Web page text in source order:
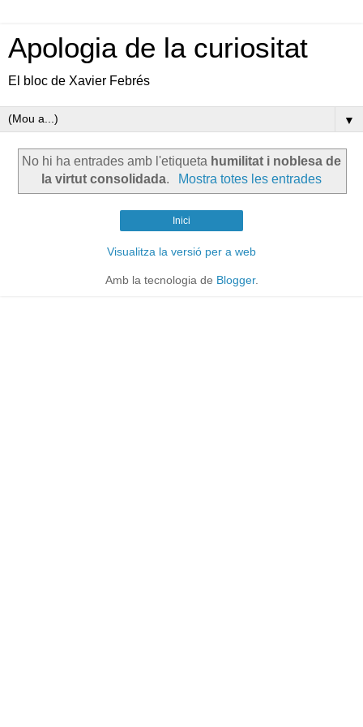
Apologia de la curiositat
El bloc de Xavier Febrés
▼
No hi ha entrades amb l'etiqueta humilitat i noblesa de
la virtut consolidada. Mostra totes les entrades
Inici
Visualitza la versió per a web
Amb la tecnologia de Blogger.